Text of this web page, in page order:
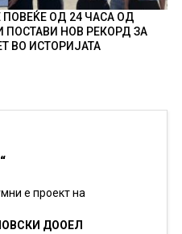
ПОВЕЌЕ ОД 24 ЧАСА ОД
НОВ РЕКОРД ЗА
ВО ИСТОРИЈАТА
е проект на
ДООЕЛ